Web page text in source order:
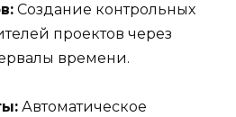
Создание контрольных
проектов через
времени.
Автоматическое